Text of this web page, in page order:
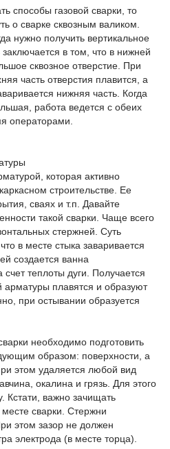
способы газовой сварки, то
о сварке сквозным валиком.
нужно получить вертикальное
в том, что в нижней
сквозное отверстие. При
часть отверстия плавится, а
нижняя часть. Когда
работа ведется с обеих
операторами.
которая активно
строительстве. Ее
сваях и т.п. Давайте
такой сварки. Чаще всего
стержней. Суть
в месте стыка заваривается
создается ванна
теплоты дуги. Получается
арматуры плавятся и образуют
при остывании образуется
необходимо подготовить
образом: поверхности, а
этом удаляется любой вид
окалина и грязь. Для этого
Кстати, важно зачищать
сварки. Стержни
этом зазор не должен
электрода (в месте торца).